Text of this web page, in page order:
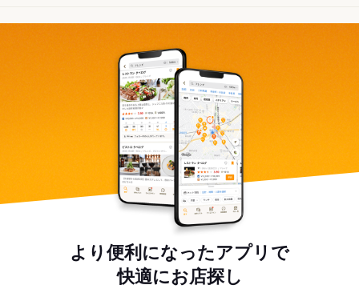
より便利になったアプリで
快適にお店探し